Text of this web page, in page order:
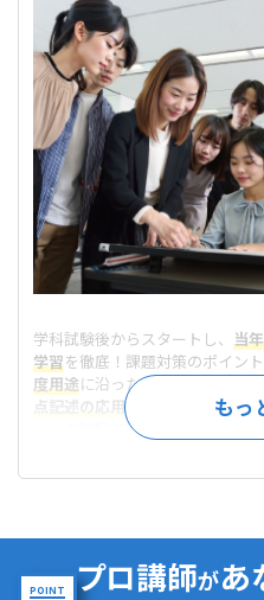
学科試験後からスタートし、 当
学習を徹底！課題対策のポイン
度用途に沿った当学院のオリジナ
点記述の応用力、作図力を習得。
し、本試験に向けての対策を万全
POINT プロ講師があ